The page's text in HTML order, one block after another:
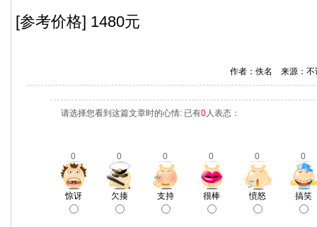
[参考价格] 1480元
作者：佚名 来源：
请选择您看到这篇文章时的心情: 已有0人表态：
0 0 0 0 0 0
惊讶 欠揍 支持 很棒 愤怒 搞笑